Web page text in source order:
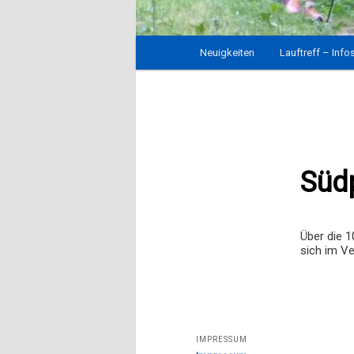
Zum
Neuigkeiten Lauftreff –
Über die
sich im
IMPRESSUM